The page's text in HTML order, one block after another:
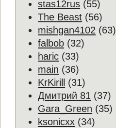
stas12rus (55)
The Beast (56)
mishgan4102 (63)
falbob (32)
haric (33)
main (36)
KrKirill
(31)
Дмитрий 81 (37)
Gara_Green (35)
ksonicxx (34)